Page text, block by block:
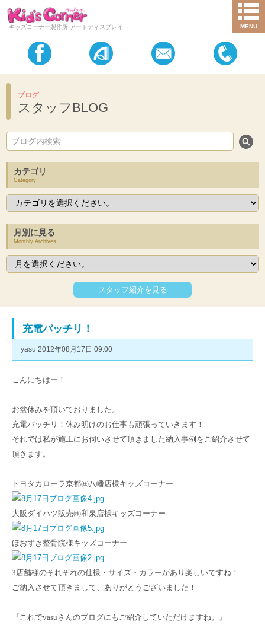
キッズコーナー製作所 アートディスプレイ MENU
ブログ
スタッフBLOG
カテゴリ
Category
月別に見る
Monthly Archives
スタッフ紹介を見る
充電バッチリ！
yasu 2012年08月17日 09:00
こんにちはー！
お盆休みを頂いておりました。
充電バッチリ！休み明けのお仕事も頑張っていきます！
それでは私が施工にお伺いさせて頂きました納入事例をご紹介させて
頂きます。
トヨタカローラ京都㈱八幡店様キッズコーナー
大阪ダイハツ販売㈱和泉店様キッズコーナー
ほおずき整骨院様キッズコーナー
3店舗様のそれぞれの仕様・サイズ・カラーがあり楽しいですね！
ご納入させて頂きまして、ありがとうございました！
『これでyasuさんのブログにもご紹介していただけますね。』